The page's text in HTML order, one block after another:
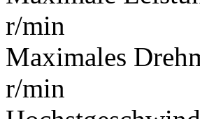
r/min
Maximales
r/min